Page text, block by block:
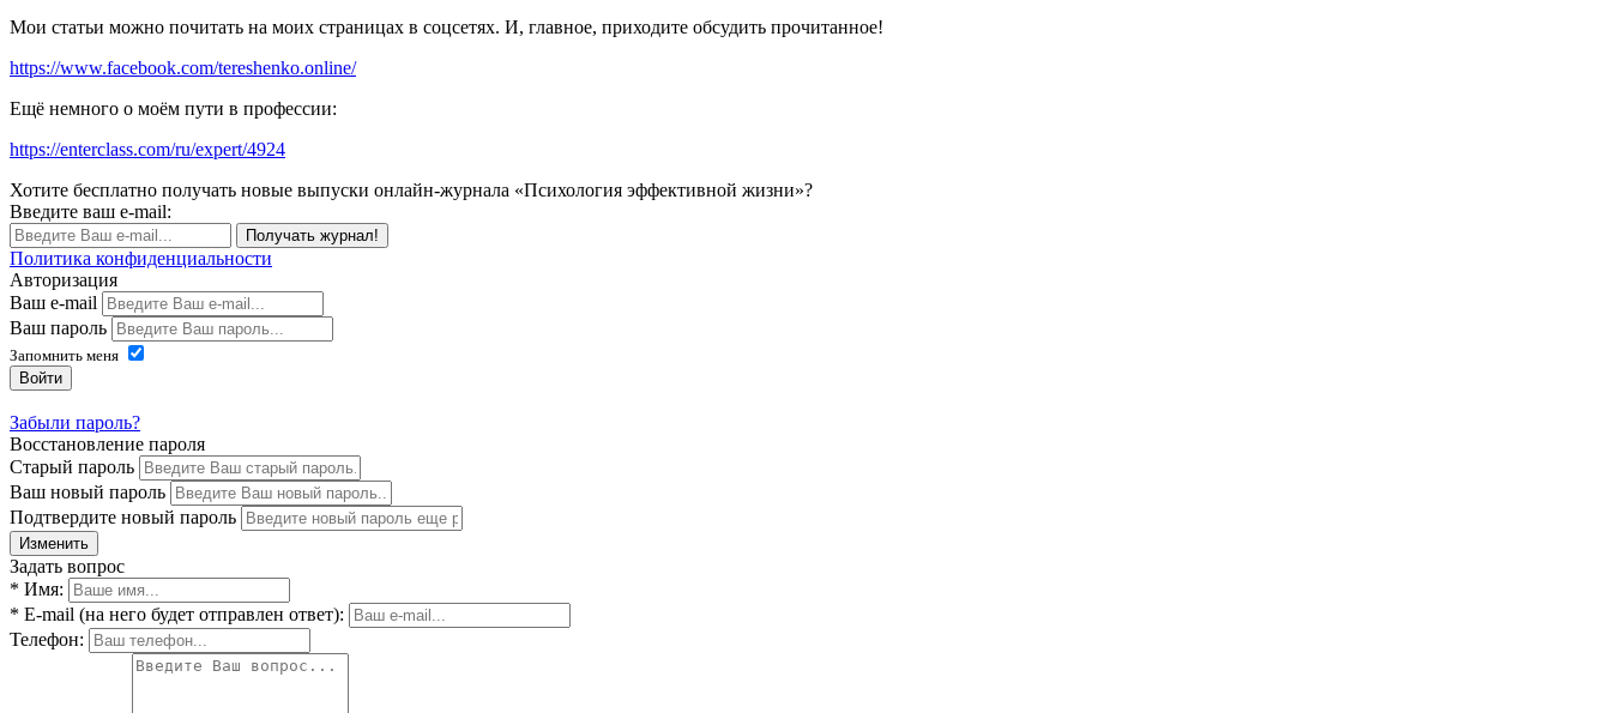
Мои статьи можно почитать на моих страницах в соцсетях. И, главное, приходите обсудить прочитанное!
https://www.facebook.com/tereshenko.online/
Ещё немного о моём пути в профессии:
https://enterclass.com/ru/expert/4924
Хотите бесплатно получать новые выпуски онлайн-журнала «Психология эффективной жизни»?
Введите ваш e-mail:
Получать журнал!
Политика конфиденциальности
Авторизация
Ваш e-mail
Ваш пароль
Запомнить меня
Войти
Забыли пароль?
Восстановление пароля
Старый пароль
Ваш новый пароль
Подтвердите новый пароль
Изменить
Задать вопрос
* Имя:
* E-mail (на него будет отправлен ответ):
Телефон: